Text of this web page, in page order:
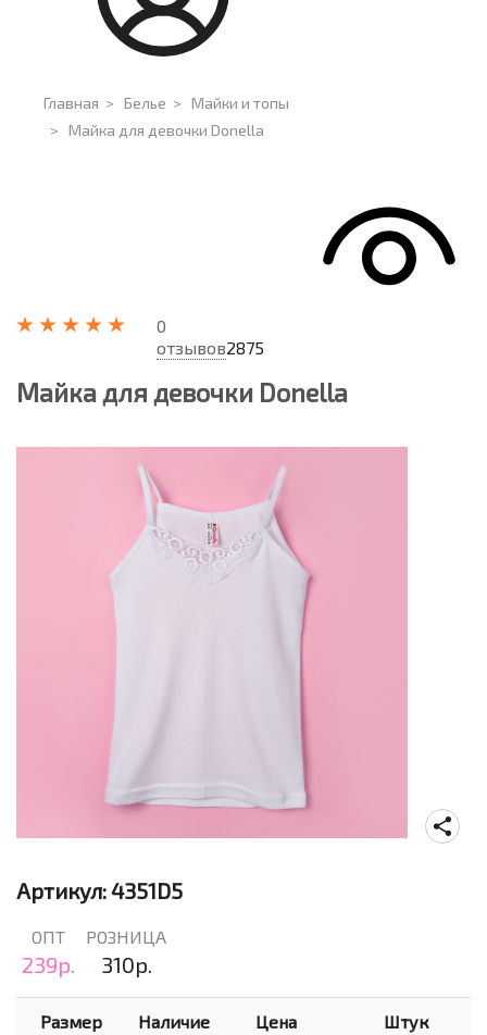
Главная > Белье > Майки и топы
> Майка для девочки Donella
0
отзывов2875
Майка для девочки Donella
Артикул:4351D5
ОПТ
239р.
РОЗНИЦА
310р.
Размер Наличие Цена Штук